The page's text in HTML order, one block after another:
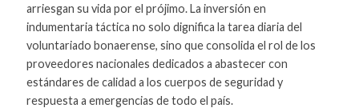
arriesgan su vida por el prójimo. La inversión en
indumentaria táctica no solo dignifica la tarea diaria del
voluntariado bonaerense, sino que consolida el rol de los
proveedores nacionales dedicados a abastecer con
estándares de calidad a los cuerpos de seguridad y
respuesta a emergencias de todo el país.